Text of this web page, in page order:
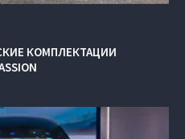
КОМПЛЕКТАЦИИ